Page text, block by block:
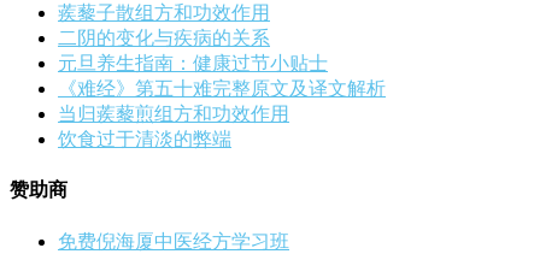
蒺藜子散组方和功效作用
二阴的变化与疾病的关系
元旦养生指南：健康过节小贴士
《难经》第五十难完整原文及译文解析
当归蒺藜煎组方和功效作用
饮食过于清淡的弊端
赞助商
免费倪海厦中医经方学习班